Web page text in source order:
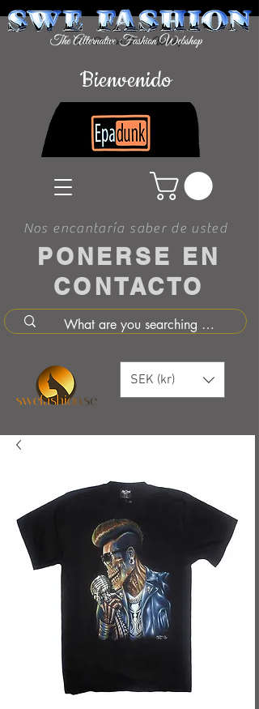
PONERSE EN
CONTACTO
Nos encantaría saber de usted
Bienvenido
SEK (kr)